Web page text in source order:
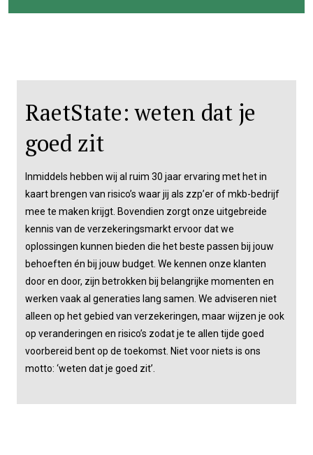
RaetState: weten dat je
goed zit
Inmiddels hebben wij al ruim 30 jaar ervaring met het in
kaart brengen van risico’s waar jij als zzp’er of mkb-bedrijf
mee te maken krijgt. Bovendien zorgt onze uitgebreide
kennis van de verzekeringsmarkt ervoor dat we
oplossingen kunnen bieden die het beste passen bij jouw
behoeften én bij jouw budget. We kennen onze klanten
door en door, zijn betrokken bij belangrijke momenten en
werken vaak al generaties lang samen. We adviseren niet
alleen op het gebied van verzekeringen, maar wijzen je ook
op veranderingen en risico’s zodat je te allen tijde goed
voorbereid bent op de toekomst. Niet voor niets is ons
motto: ‘weten dat je goed zit’.